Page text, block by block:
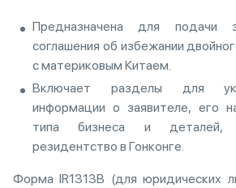
Предназначена для подачи
соглашения об избежании
с материковым Китаем.
Включает разделы для
информации о заявителе, его
типа бизнеса и деталей,
резидентство в Гонконге.
Форма IR1313B (для юридических